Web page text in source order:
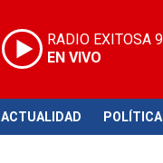
RADIO EXITOSA
EN VIVO
ACTUALIDAD POLÍTICA